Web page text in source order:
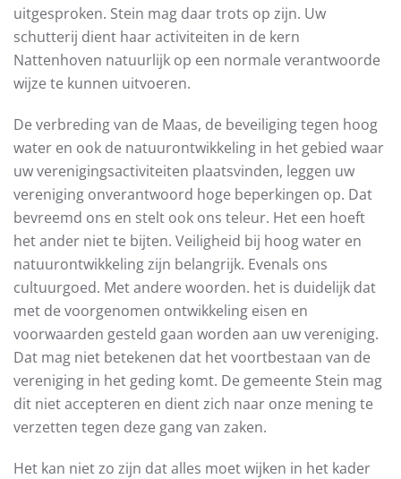
uitgesproken. Stein mag daar trots op zijn. Uw
schutterij dient haar activiteiten in de kern
Nattenhoven natuurlijk op een normale verantwoorde
wijze te kunnen uitvoeren.
De verbreding van de Maas, de beveiliging tegen hoog
water en ook de natuurontwikkeling in het gebied waar
uw verenigingsactiviteiten plaatsvinden, leggen uw
vereniging onverantwoord hoge beperkingen op. Dat
bevreemd ons en stelt ook ons teleur. Het een hoeft
het ander niet te bijten. Veiligheid bij hoog water en
natuurontwikkeling zijn belangrijk. Evenals ons
cultuurgoed. Met andere woorden. het is duidelijk dat
met de voorgenomen ontwikkeling eisen en
voorwaarden gesteld gaan worden aan uw vereniging.
Dat mag niet betekenen dat het voortbestaan van de
vereniging in het geding komt. De gemeente Stein mag
dit niet accepteren en dient zich naar onze mening te
verzetten tegen deze gang van zaken.
Het kan niet zo zijn dat alles moet wijken in het kader